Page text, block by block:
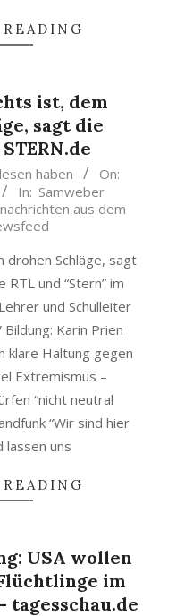
ist, dem
sagt die
haben
On:
In: Samweber
aus dem
Schläge, sagt
RTL und “Stern” im
und Schulleiter
Karin Prien
klare Haltung gegen
Extremismus –
“nicht neutral
“Wir sind hier
lassen uns
USA wollen
im
tagesschau.de